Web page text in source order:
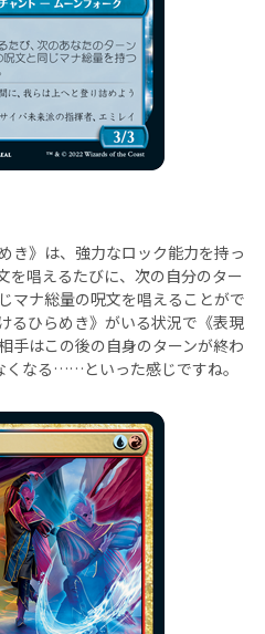
き》は、強力なロック能力を持っ
を唱えるたびに、次の自分のター
マナ総量の呪文を唱えることがで
るひらめき》がいる状況で《表現
手はこの後の自身のターンが終わ
くなる……といった感じですね。